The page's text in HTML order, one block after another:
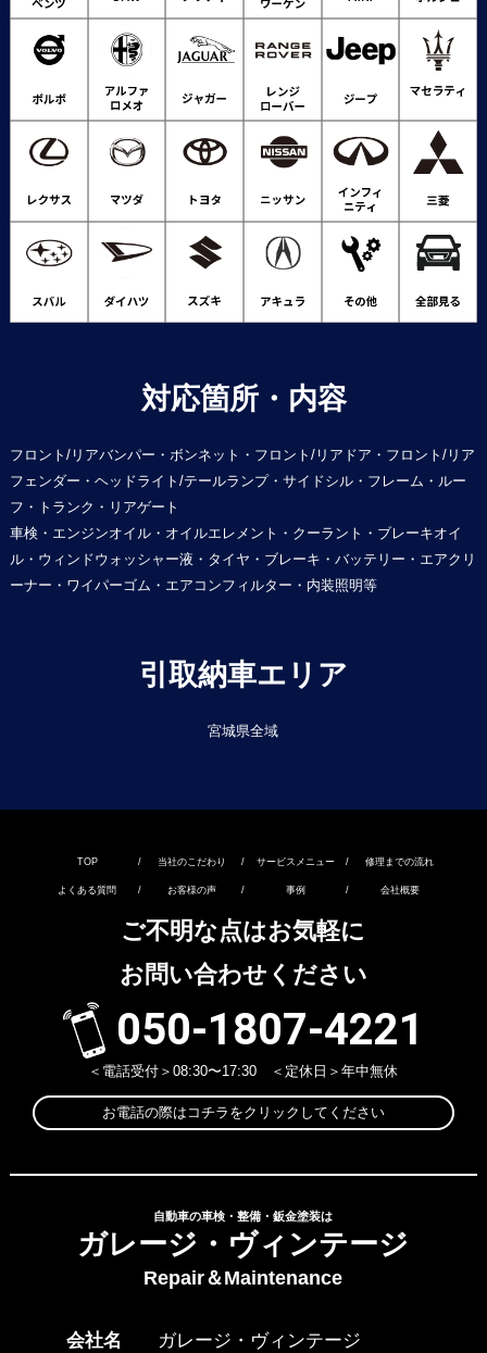
対応箇所・内容
フロント/リアバンパー・ボンネット・フロント/リアドア・フロント/リア
フェンダー・ヘッドライト/テールランプ・サイドシル・フレーム・ルー
フ・トランク・リアゲート
車検・エンジンオイル・オイルエレメント・クーラント・ブレーキオイ
ル・ウィンドウォッシャー液・タイヤ・ブレーキ・バッテリー・エアクリ
ーナー・ワイパーゴム・エアコンフィルター・内装照明等
引取納車エリア
宮城県全域
TOP / 当社のこだわり / サービスメニュー / 修理までの流れ
よくある質問 / お客様の声 / 事例 / 会社概要
ご不明な点はお気軽に
お問い合わせください
050-1807-4221
＜電話受付＞08:30〜17:30 ＜定休日＞年中無休
お電話の際はコチラをクリックしてください
自動車の車検・整備・鈑金塗装は
ガレージ・ヴィンテージ
Repair＆Maintenance
会社名 ガレージ・ヴィンテージ